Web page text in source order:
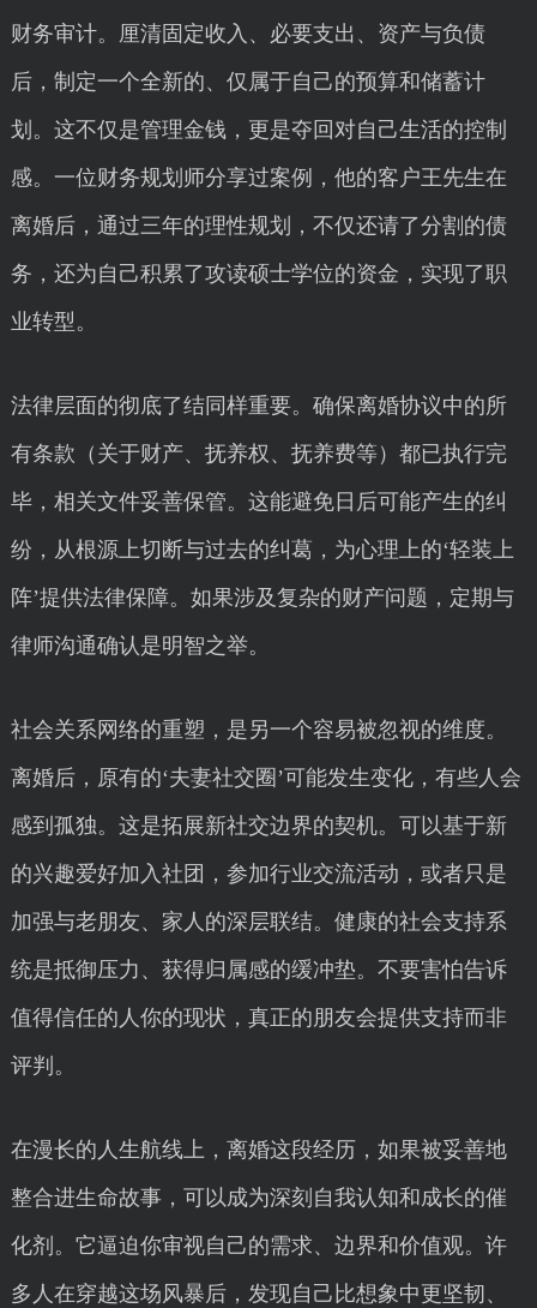
财务审计。厘清固定收入、必要支出、资产与负债
后，制定一个全新的、仅属于自己的预算和储蓄计
划。这不仅是管理金钱，更是夺回对自己生活的控制
感。一位财务规划师分享过案例，他的客户王先生在
离婚后，通过三年的理性规划，不仅还请了分割的债
务，还为自己积累了攻读硕士学位的资金，实现了职
业转型。
法律层面的彻底了结同样重要。确保离婚协议中的所
有条款（关于财产、抚养权、抚养费等）都已执行完
毕，相关文件妥善保管。这能避免日后可能产生的纠
纷，从根源上切断与过去的纠葛，为心理上的‘轻装上
阵’提供法律保障。如果涉及复杂的财产问题，定期与
律师沟通确认是明智之举。
社会关系网络的重塑，是另一个容易被忽视的维度。
离婚后，原有的‘夫妻社交圈’可能发生变化，有些人会
感到孤独。这是拓展新社交边界的契机。可以基于新
的兴趣爱好加入社团，参加行业交流活动，或者只是
加强与老朋友、家人的深层联结。健康的社会支持系
统是抵御压力、获得归属感的缓冲垫。不要害怕告诉
值得信任的人你的现状，真正的朋友会提供支持而非
评判。
在漫长的人生航线上，离婚这段经历，如果被妥善地
整合进生命故事，可以成为深刻自我认知和成长的催
化剂。它逼迫你审视自己的需求、边界和价值观。许
多人在穿越这场风暴后，发现自己比想象中更坚韧、